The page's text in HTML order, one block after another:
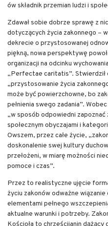
ów składnik przemian ludzi i
Zdawał sobie dobrze sprawę z
dotyczących życia zakonnego –
dekrecie o przystosowanej
piękną, nowa perspektywę
organizacji na odcinku
„Perfectae caritatis”. Stwierdził
„przystosowanie życia
może być powierzchowne, bo
pełnienia swego zadania”.
„w sposób odpowiedni zapoznać
społecznym obyczajami i
Owszem, przez całe życie,
doskonalenie swej kultury
przełożeni, w miarę możności
pomoce i czas”.
Przez to realistyczne ujęcie
życiu zakonów odważne
elementami pełnego
aktualne warunki i potrzeby.
Kościoła to chrześcijanin dążący